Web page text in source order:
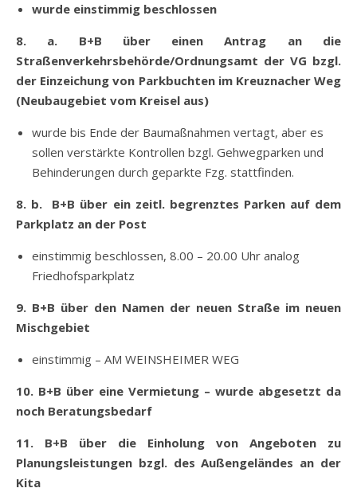
wurde einstimmig beschlossen
8. a. B+B über einen Antrag an die
Straßenverkehrsbehörde/Ordnungsamt der VG bzgl.
der Einzeichung von Parkbuchten im Kreuznacher Weg
(Neubaugebiet vom Kreisel aus)
wurde bis Ende der Baumaßnahmen vertagt, aber es
sollen verstärkte Kontrollen bzgl. Gehwegparken und
Behinderungen durch geparkte Fzg. stattfinden.
8. b. B+B über ein zeitl. begrenztes Parken auf dem
Parkplatz an der Post
einstimmig beschlossen, 8.00 – 20.00 Uhr analog
Friedhofsparkplatz
9. B+B über den Namen der neuen Straße im neuen
Mischgebiet
einstimmig – AM WEINSHEIMER WEG
10. B+B über eine Vermietung – wurde abgesetzt da
noch Beratungsbedarf
11. B+B über die Einholung von Angeboten zu
Planungsleistungen bzgl. des Außengeländes an der
Kita